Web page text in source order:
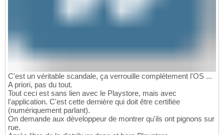
C'est un véritable scandale, ça verrouille complétement l'OS ...
A priori, pas du tout.
Tout ceci est sans lien avec le Playstore, mais avec
l'application. C'est cette dernière qui doit être certifiée
(numériquement parlant).
On demande aux développeur de montrer qu'ils ont pignons sur
rue.